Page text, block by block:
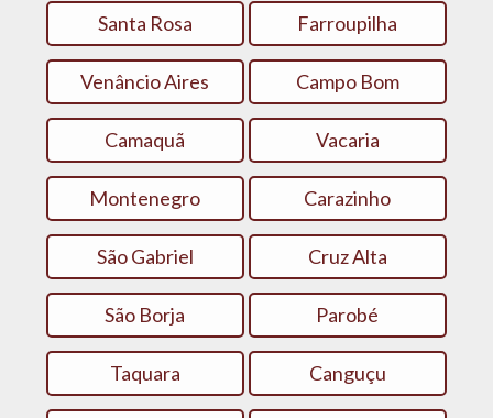
Santa Rosa Farroupilha
Venâncio Aires Campo Bom
Camaquã Vacaria
Montenegro Carazinho
São Gabriel Cruz Alta
São Borja Parobé
Taquara Canguçu